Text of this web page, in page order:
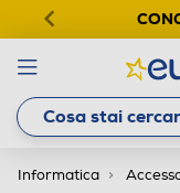
Informatica